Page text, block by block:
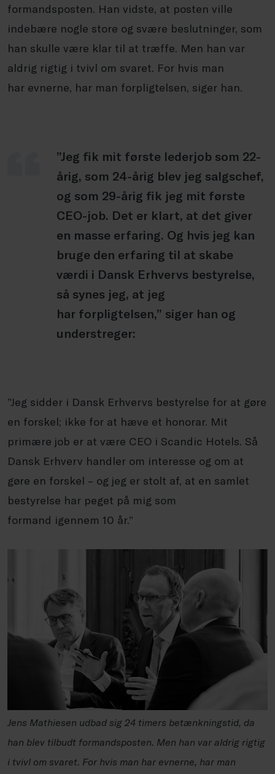
formandsposten. Han vidste, at posten ville
indebære nogle store og svære beslutninger, som
han skulle være klar til at træffe. Men han var
aldrig rigtig i tvivl om svaret. For hvis man
har evnerne, har man forpligtelsen, siger han.
”Jeg fik mit første lederjob som 22-
årig, som 24-årig blev jeg salgschef,
og som 29-årig fik jeg mit første
CEO-job. Det er klart, at det giver
en masse erfaring. Og hvis jeg kan
bruge den erfaring til at skabe
værdi i Dansk Erhvervs bestyrelse,
så synes jeg, at jeg
har forpligtelsen,” siger han og
understreger:
”Jeg sidder i Dansk Erhvervs bestyrelse for at gøre
en forskel; ikke for at hæve et honorar. Mit
primære job er at være CEO i Scandic Hotels. Så
Dansk Erhverv handler om interesse og om at
gøre en forskel – og jeg er stolt af, at en samlet
bestyrelse har peget på mig som
formand igennem 10 år.”
Jens Mathiesen udbad sig 24 timers betænkningstid, da
han blev tilbudt formandsposten. Men han var aldrig rigtig
i tvivl om svaret. For hvis man har evnerne, har man